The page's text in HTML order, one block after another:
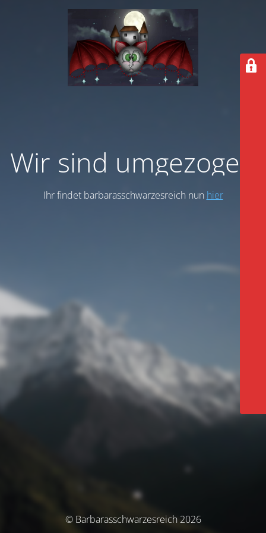
Wir sind umgezogen
Ihr findet barbarasschwarzesreich nun hier
© Barbarasschwarzesreich 2026